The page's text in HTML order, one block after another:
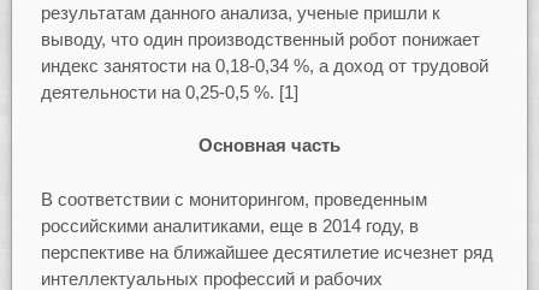
результатам данного анализа, ученые пришли к
выводу, что один производственный робот понижает
индекс занятости на 0,18-0,34 %, а доход от трудовой
деятельности на 0,25-0,5 %. [1]
Основная часть
В соответствии с мониторингом, проведенным
российскими аналитиками, еще в 2014 году, в
перспективе на ближайшее десятилетие исчезнет ряд
интеллектуальных профессий и рабочих